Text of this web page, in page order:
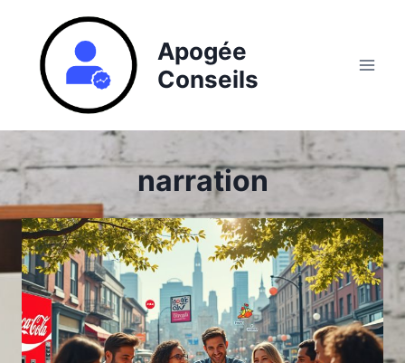
contenu
Apogée
Conseils
narration